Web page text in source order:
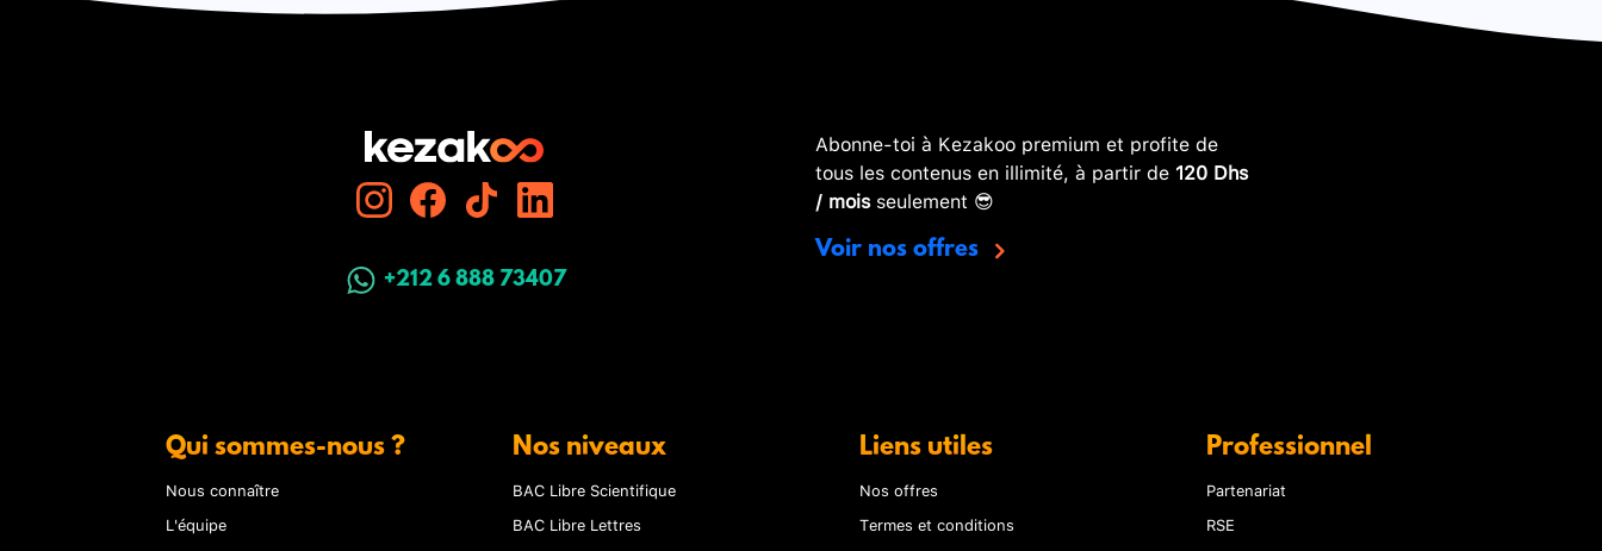
+212 6 888 73407
Abonne-toi à Kezakoo premium et profite de
tous les contenus en illimité, à partir de 120 Dhs
/ moisseulement 😎
Voir nos offres
Qui sommes-nous ?
Nous connaître
L'équipe
Nos niveaux
BAC Libre Scientifique
BAC Libre Lettres
Liens utiles
Nos offres
Termes et conditions
Professionnel
Partenariat
RSE